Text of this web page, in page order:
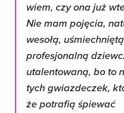
wiem, czy ona już
Nie mam pojęcia,
wesołą,
profesjonalną
utalentowaną, bo to
tych gwiazdeczek,
że potrafią śpiewać